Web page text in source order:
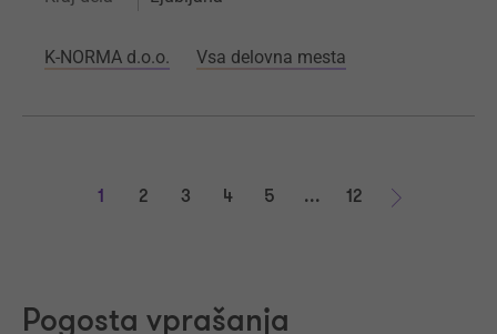
K-NORMA d.o.o. Vsa delovna mesta
1 2 3 4 5 ...
12
Pogosta vprašanja